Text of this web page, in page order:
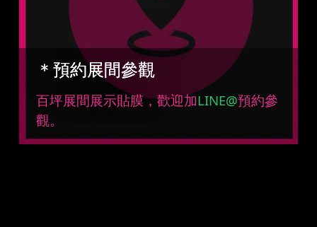
＊預約展間參觀
百坪展間展示貼膜，歡迎加LINE@預約參
觀。